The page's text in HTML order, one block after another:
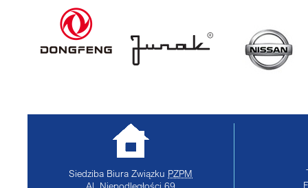
Siedziba Biura Związku PZPM
Al. Niepodległości 69